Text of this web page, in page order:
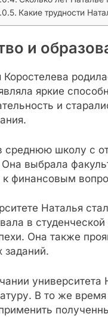
Какие трудности
и
Коростелева
яркие
и
среднюю школу с
выбрала
к финансовым
Наталья
в
Она также
заданий.
В то же